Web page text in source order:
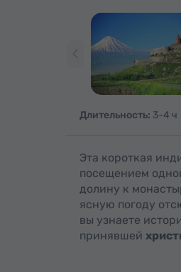
Длительность: 3-4 ч
Эта короткая
посещением
долину к
ясную погоду
вы узнаете
принявшей